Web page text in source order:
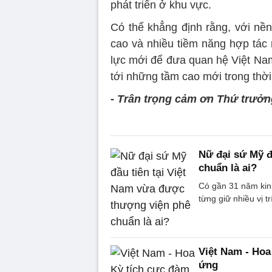
phát triển ở khu vực.
Có thể khẳng định rằng, với
cao và nhiều tiềm năng hợp
lực mới để đưa quan hệ Việt
tới những tầm cao mới trong
- Trân trọng cảm ơn Thứ
Nữ đại sứ Mỹ
chuẩn là ai?
Có gần 31 năm
từng giữ nhiều vị
Việt Nam -
ứng